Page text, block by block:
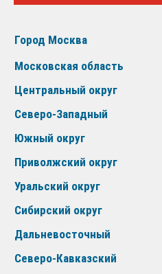
Город Москва
Московская область
Центральный округ
Северо-Западный
Южный округ
Приволжский округ
Уральский округ
Сибирский округ
Дальневосточный
Северо-Кавказский